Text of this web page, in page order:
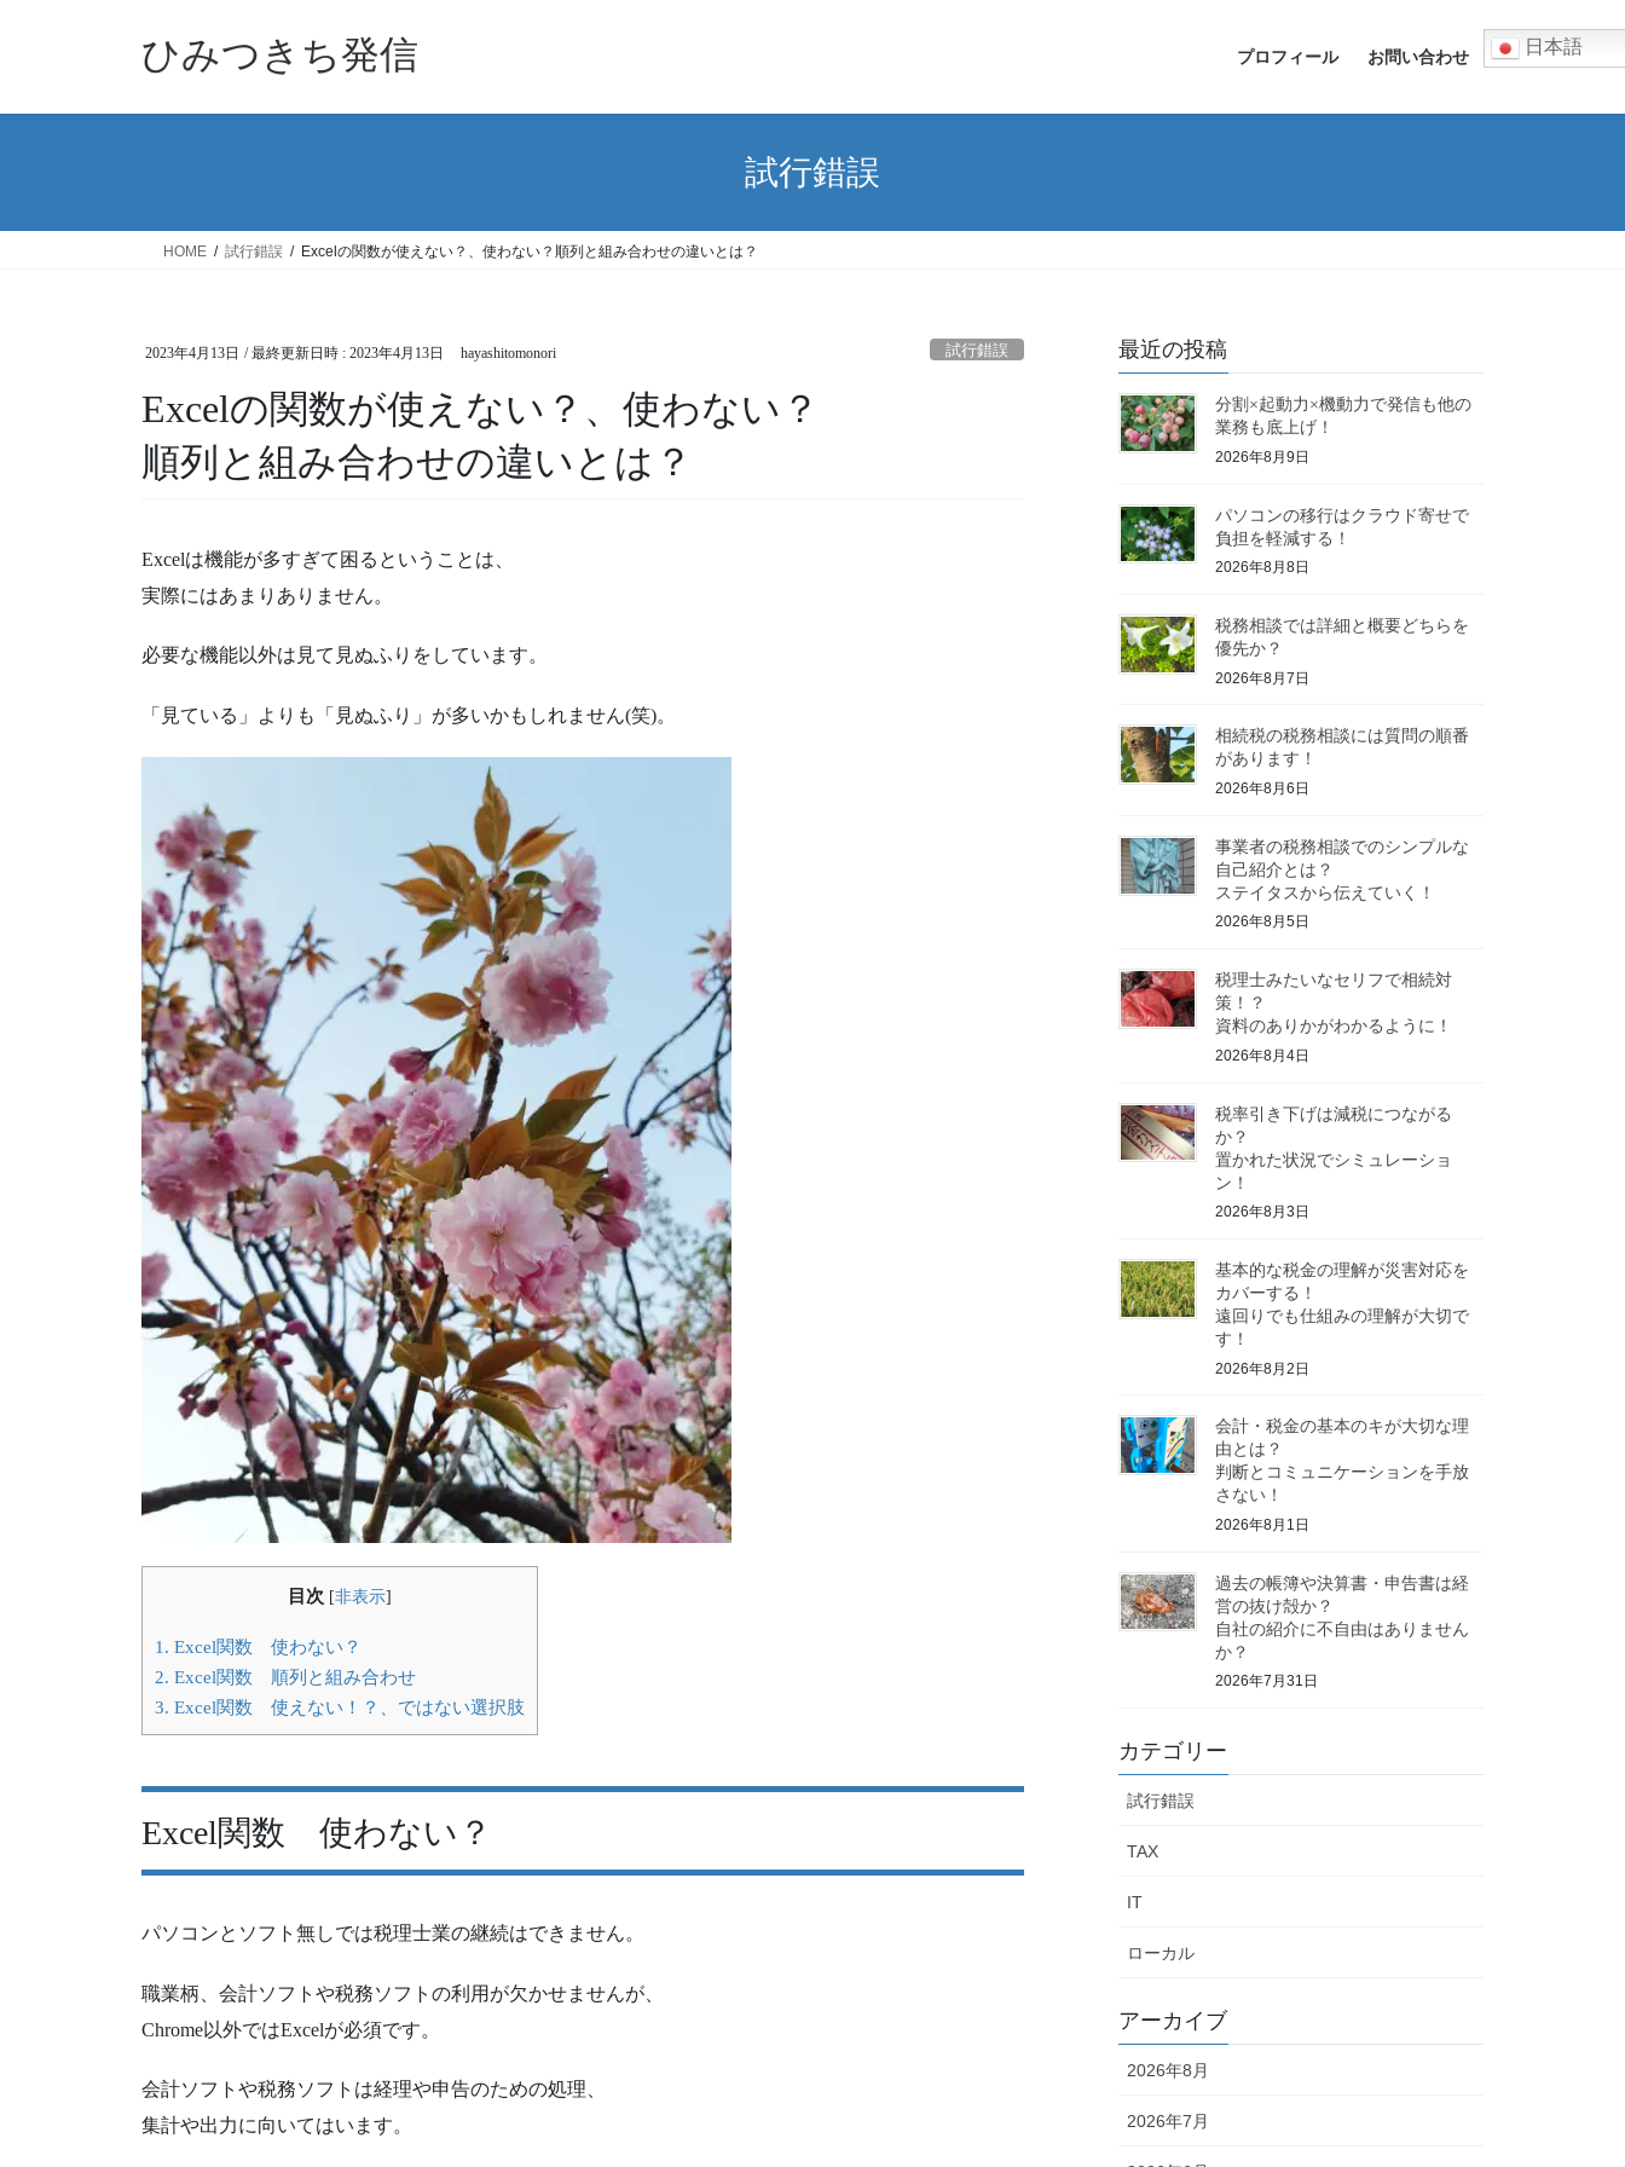
ひみつきち発信 プロフィール お問い合わせ
日本語
試行錯誤
HOME 試行錯誤 Excelの関数が使えない？、使わない？順列と組み合わせの違いとは？
2023年4月13日 / 最終更新日時 : 2023年4月13日 hayashitomonori 試行錯誤
Excelの関数が使えない？、使わない？
順列と組み合わせの違いとは？
Excelは機能が多すぎて困るということは、
実際にはあまりありません。
必要な機能以外は見て見ぬふりをしています。
「見ている」よりも「見ぬふり」が多いかもしれません(笑)。
目次 [非表示]
1. Excel関数 使わない？
2. Excel関数 順列と組み合わせ
3. Excel関数 使えない！？、ではない選択肢
Excel関数 使わない？
パソコンとソフト無しでは税理士業の継続はできません。
職業柄、会計ソフトや税務ソフトの利用が欠かせませんが、
Chrome以外ではExcelが必須です。
会計ソフトや税務ソフトは経理や申告のための処理、
集計や出力に向いてはいます。
最近の投稿
分割×起動力×機動力で発信も他の
業務も底上げ！
2026年8月9日
パソコンの移行はクラウド寄せで
負担を軽減する！
2026年8月8日
税務相談では詳細と概要どちらを
優先か？
2026年8月7日
相続税の税務相談には質問の順番
があります！
2026年8月6日
事業者の税務相談でのシンプルな
自己紹介とは？
ステイタスから伝えていく！
2026年8月5日
税理士みたいなセリフで相続対
策！？
資料のありかがわかるように！
2026年8月4日
税率引き下げは減税につながる
か？
置かれた状況でシミュレーショ
ン！
2026年8月3日
基本的な税金の理解が災害対応を
カバーする！
遠回りでも仕組みの理解が大切で
す！
2026年8月2日
会計・税金の基本のキが大切な理
由とは？
判断とコミュニケーションを手放
さない！
2026年8月1日
過去の帳簿や決算書・申告書は経
営の抜け殻か？
自社の紹介に不自由はありません
か？
2026年7月31日
カテゴリー
試行錯誤
TAX
IT
ローカル
アーカイブ
2026年8月
2026年7月